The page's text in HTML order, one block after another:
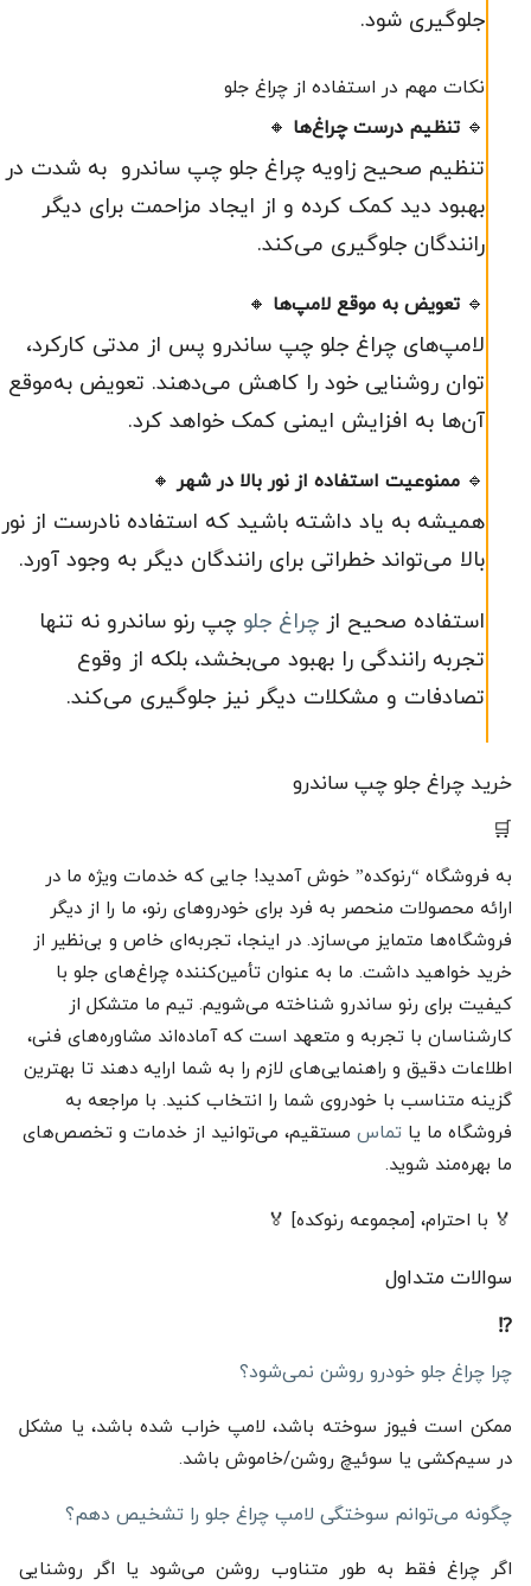
جلوگیری شود.
نکات مهم در استفاده از چراغ جلو
🔹تنظیم درست چراغ‌ها 🔸
تنظیم صحیح زاویه چراغ جلو چپ ساندرو به شدت در
بهبود دید کمک کرده و از ایجاد مزاحمت برای دیگر
رانندگان جلوگیری می‌کند.
🔹تعویض به موقع لامپ‌ها 🔸
لامپ‌های چراغ جلو چپ ساندرو پس از مدتی کارکرد،
توان روشنایی خود را کاهش می‌دهند. تعویض به‌موقع
آن‌ها به افزایش ایمنی کمک خواهد کرد.
🔹ممنوعیت استفاده از نور بالا در شهر🔸
همیشه به یاد داشته باشید که استفاده نادرست از نور
بالا می‌تواند خطراتی برای رانندگان دیگر به وجود آورد.
استفاده صحیح ازچراغ‌ جلو چپ رنو ساندرو نه تنها
تجربه رانندگی را بهبود می‌بخشد، بلکه از وقوع
تصادفات و مشکلات دیگر نیز جلوگیری می‌کند.
خرید چراغ جلو چپ ساندرو
🛒
به فروشگاه “رنوکده” خوش آمدید! جایی که خدمات ویژه‌ ما در
ارائه محصولات منحصر به فرد برای خودروهای رنو، ما را از دیگر
فروشگاه‌ها متمایز می‌سازد. در اینجا، تجربه‌ای خاص و بی‌نظیر از
خرید خواهید داشت. ما به عنوان تأمین‌کننده چراغ‌های جلو با
کیفیت برای رنو ساندرو شناخته می‌شویم. تیم ما متشکل از
کارشناسان با تجربه و متعهد است که آماده‌اند مشاوره‌های فنی،
اطلاعات دقیق و راهنمایی‌های لازم را به شما ارایه دهند تا بهترین
گزینه متناسب با خودروی شما را انتخاب کنید. با مراجعه به
فروشگاه ما یاتماس مستقیم، می‌توانید از خدمات و تخصص‌های
ما بهره‌مند شوید.
🏅 با احترام، [مجموعه رنوکده] 🏅
سوالات متداول
⁉️
چرا چراغ جلو خودرو روشن نمی‌شود؟
ممکن است فیوز سوخته باشد، لامپ خراب شده باشد، یا مشکل
در سیم‌کشی یا سوئیچ روشن/خاموش باشد.
چگونه می‌توانم سوختگی لامپ چراغ جلو را تشخیص دهم؟
اگر چراغ فقط به طور متناوب روشن می‌شود یا اگر روشنایی